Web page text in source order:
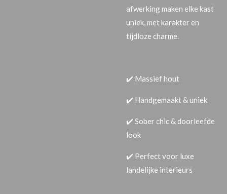
afwerking maken elke kast
uniek, met karakter en
tijdloze charme.
✔️ Massief hout
✔️ Handgemaakt & uniek
✔️ Sober chic & doorleefde
look
✔️ Perfect voor luxe
landelijke interieurs